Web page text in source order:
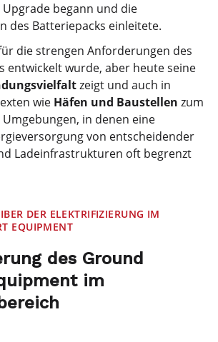
begann und die
des Batteriepacks einleitete.
die strengen Anforderungen des
entwickelt wurde, aber heute seine
zeigt und auch in
wie Häfen und Baustellen zum
in denen eine
von entscheidender
Ladeinfrastrukturen oft begrenzt
DER ELEKTRIFIZIERUNG IM
EQUIPMENT
des Ground
im